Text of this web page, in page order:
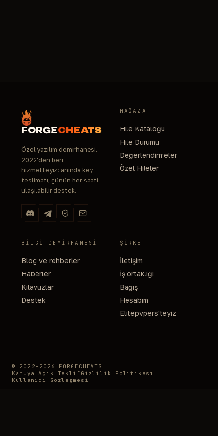
FORGECHEATS
Özel yazılım demirhanesi.
2022'den beri
hizmetteyiz: anında key
teslimatı, günün her saati
ulaşılabilir destek.
MAĞAZA
Hile Kataloğu
Hile Durumu
Değerlendirmeler
Özel Hileler
BILGI DEMIRHANESI
Blog ve rehberler
Haberler
Kılavuzlar
Destek
ŞIRKET
İletişim
İş ortaklığı
Bağış
Hesabım
Elitepvpers'teyiz
© 2022–2026 FORGECHEATS
Kamuya Açık Teklif Gizlilik Politikası
Kullanıcı Sözleşmesi